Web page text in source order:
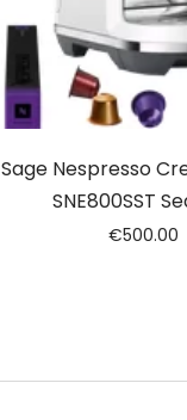
Sage Nespresso
SNE800SST
€500.00